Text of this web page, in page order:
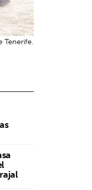
Tenerife.